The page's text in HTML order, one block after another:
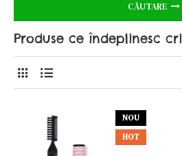
CĂUTARE
Produse ce îndeplinesc
NOU
HOT